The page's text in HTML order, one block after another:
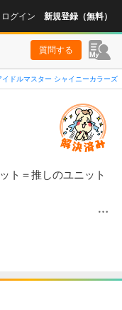
ログイン 新規登録（無料）
質問する
イドルマスター シャイニーカラーズ
ト＝推しのユニット